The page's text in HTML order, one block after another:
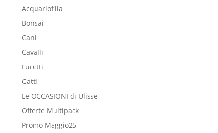
Acquariofilia
Bonsai
Cani
Cavalli
Furetti
Gatti
Le OCCASIONI di Ulisse
Offerte Multipack
Promo Maggio25